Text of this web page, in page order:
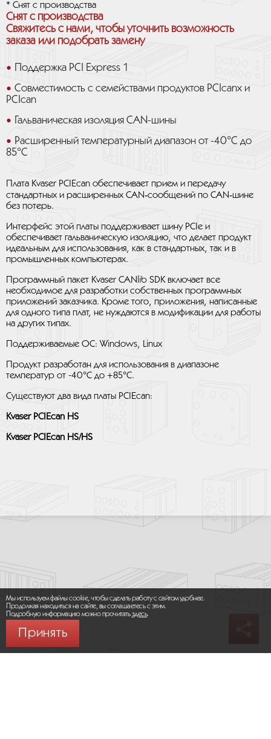
* Снят с производства
Снят с производства
Свяжитесь с нами, чтобы уточнить возможность
заказа или подобрать замену
Поддержка PCI Express 1
Совместимость с семействами продуктов PCIcanx и
PCIcan
Гальваническая изоляция CAN-шины
Расширенный температурный диапазон от -40°C до
85°C
Плата Kvaser PCIEcan обеспечивает прием и передачу
стандартных и расширенных CAN‑сообщений по CAN‑шине
без потерь.
Интерфейс этой платы поддерживает шину PCIe и
обеспечивает гальваническую изоляцию, что делает продукт
идеальным для использования, как в стандартных, так и в
промышленных компьютерах.
Программный пакет Kvaser CANlib SDK включает все
необходимое для разработки собственных программных
приложений заказчика. Кроме того, приложения, написанные
для одного типа плат, не нуждаются в модификации для работы
на других типах.
Поддерживаемые ОС: Windows, Linux
Продукт разработан для использования в диапазоне
температур от -40°С до +85°С.
Существуют два вида платы PCIEcan:
Kvaser PCIEcan HS
Kvaser PCIEcan HS/HS
Мы используем файлы cookie, чтобы сделать работу с сайтом удобнее.
Продолжая находиться на сайте, вы соглашаетесь с этим.
Подробную информацию можно прочитатьздесь.
Принять